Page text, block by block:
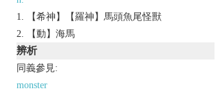
【希神】【羅神】馬頭魚尾怪獸
【動】海馬
辨析
同義參見:
monster